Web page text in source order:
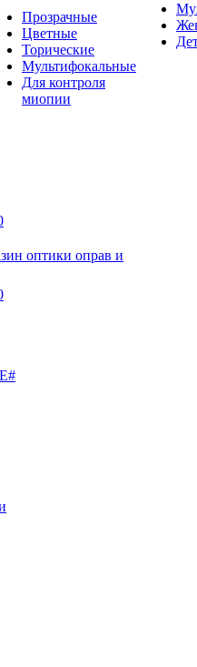
Прозрачные
Цветные
Торические
Мультифокальные
Для контроля
миопии